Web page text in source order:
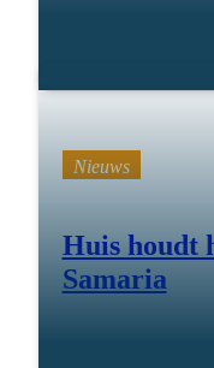
Nieuws
Huis houdt
Samaria